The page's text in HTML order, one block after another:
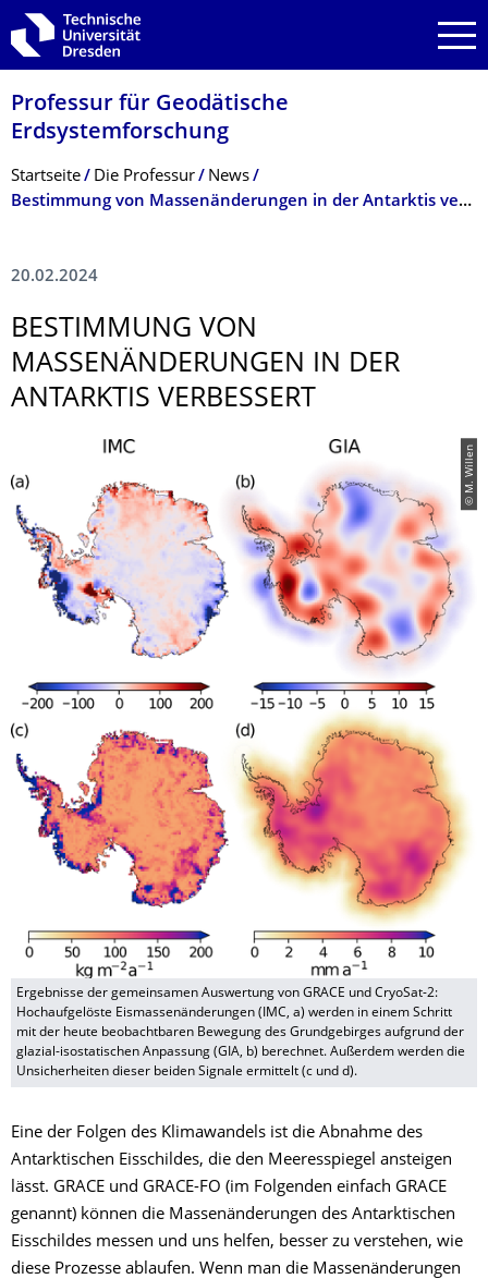
Zur Hauptnavigation springen
Zur Suche springen
Zum Inhalt springen
Professur für Geodätische
Erdsystemforschung
Breadcrumb-Menü
Startseite Die Professur
News
Bestimmung von Massenänderungen in der Antarktis verbessert
20.02.2024
BESTIMMUNG VON
MASSENÄNDERUN­GEN IN DER
ANTARKTIS VERBESSERT
© M. Willen
Ergebnisse der gemeinsamen Auswertung von GRACE und CryoSat-2:
Hochaufgelöste Eismassenänderungen (IMC, a) werden in einem Schritt
mit der heute beobachtbaren Bewegung des Grundgebirges aufgrund der
glazial-isostatischen Anpassung (GIA, b) berechnet. Außerdem werden die
Unsicherheiten dieser beiden Signale ermittelt (c und d).
Eine der Folgen des Klimawandels ist die Abnahme des
Antarktischen Eisschildes, die den Meeresspiegel ansteigen
lässt. GRACE und GRACE-FO (im Folgenden einfach GRACE
genannt) können die Massenänderungen des Antarktischen
Eisschildes messen und uns helfen, besser zu verstehen, wie
diese Prozesse ablaufen. Wenn man die Massenänderungen